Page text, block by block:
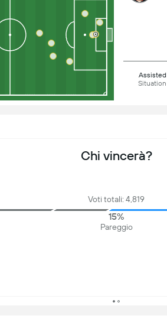
Assisted
Situation
Chi vincerà?
Voti totali: 4,819
15%
Pareggio